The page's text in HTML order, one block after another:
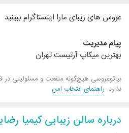
عروس های زیبای مارا اینستاگرام ببینید
پیام مدیریت
بهترین میکاپ آرتیست تهران
درباره سالن زیبایی کیمیا
بیاتوعروسی هیچ‌گونه منفعت و مسئولیتی در
ندارد. راهنمای انتخاب امن